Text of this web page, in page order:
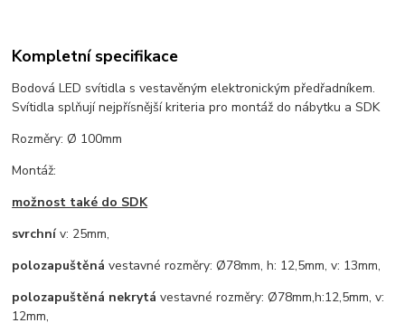
Kompletní specifikace
Bodová LED svítidla s vestavěným elektronickým předřadníkem.
Svítidla splňují nejpřísnější kriteria pro montáž do nábytku a SDK
Rozměry: Ø 100mm
Montáž:
možnost také do SDK
svrchnív: 25mm,
polozapuštěná vestavné rozměry: Ø78mm, h: 12,5mm, v: 13mm,
polozapuštěná nekrytá vestavné rozměry: Ø78mm,h:12,5mm, v:
12mm,